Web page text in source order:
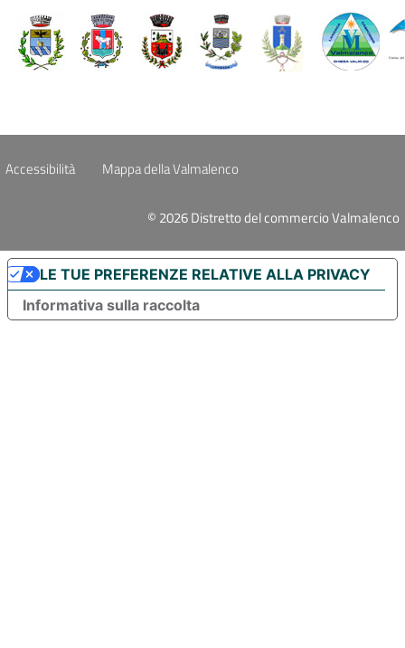
Accessibilità Mappa della Valmalenco
© 2026 Distretto del commercio Valmalenco
Informativa sulla raccolta
LE TUE PREFERENZE RELATIVE ALLA PRIVACY